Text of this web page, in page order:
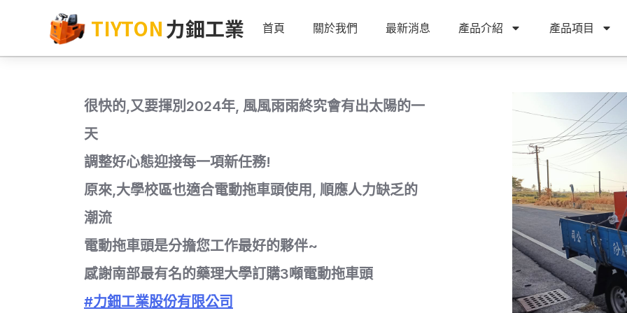
TIYTON力鈿工業 首頁 關於我們 最新消息 產品介紹 產品項目
很快的,又要揮別2024年, 風風雨雨終究會有出太陽的一
天
調整好心態迎接每一項新任務!
原來,大學校區也適合電動拖車頭使用, 順應人力缺乏的
潮流
電動拖車頭是分擔您工作最好的夥伴~
感謝南部最有名的藥理大學訂購3噸電動拖車頭
#力鈿工業股份有限公司